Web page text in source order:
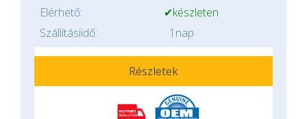
Elérhető:
✔készleten
Szállításiidő:
1nap
Részletek